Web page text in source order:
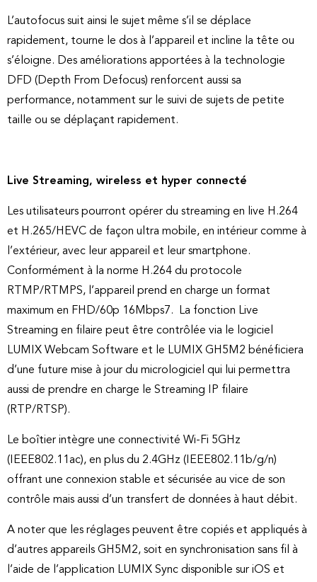
L’autofocus suit ainsi le sujet même s’il se déplace
rapidement, tourne le dos à l’appareil et incline la tête ou
s’éloigne. Des améliorations apportées à la technologie
DFD (Depth From Defocus) renforcent aussi sa
performance, notamment sur le suivi de sujets de petite
taille ou se déplaçant rapidement.
Live Streaming, wireless et hyper connecté
Les utilisateurs pourront opérer du streaming en live H.264
et H.265/HEVC de façon ultra mobile, en intérieur comme à
l’extérieur, avec leur appareil et leur smartphone.
Conformément à la norme H.264 du protocole
RTMP/RTMPS, l’appareil prend en charge un format
maximum en FHD/60p 16Mbps7. La fonction Live
Streaming en filaire peut être contrôlée via le logiciel
LUMIX Webcam Software et le LUMIX GH5M2 bénéficiera
d’une future mise à jour du micrologiciel qui lui permettra
aussi de prendre en charge le Streaming IP filaire
(RTP/RTSP).
Le boîtier intègre une connectivité Wi-Fi 5GHz
(IEEE802.11ac), en plus du 2.4GHz (IEEE802.11b/g/n)
offrant une connexion stable et sécurisée au vice de son
contrôle mais aussi d’un transfert de données à haut débit.
A noter que les réglages peuvent être copiés et appliqués à
d’autres appareils GH5M2, soit en synchronisation sans fil à
l’aide de l’application LUMIX Sync disponible sur iOS et